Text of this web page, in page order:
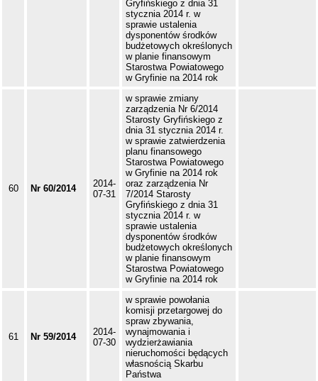
Gryfińskiego z dnia 31
stycznia 2014 r. w
sprawie ustalenia
dysponentów środków
budżetowych określonych
w planie finansowym
Starostwa Powiatowego
w Gryfinie na 2014 rok
60 Nr 60/2014
2014-
07-31
w sprawie zmiany
zarządzenia Nr 6/2014
Starosty Gryfińskiego z
dnia 31 stycznia 2014 r.
w sprawie zatwierdzenia
planu finansowego
Starostwa Powiatowego
w Gryfinie na 2014 rok
oraz zarządzenia Nr
7/2014 Starosty
Gryfińskiego z dnia 31
stycznia 2014 r. w
sprawie ustalenia
dysponentów środków
budżetowych określonych
w planie finansowym
Starostwa Powiatowego
w Gryfinie na 2014 rok
61 Nr 59/2014
2014-
07-30
w sprawie powołania
komisji przetargowej do
spraw zbywania,
wynajmowania i
wydzierżawiania
nieruchomości będących
własnością Skarbu
Państwa